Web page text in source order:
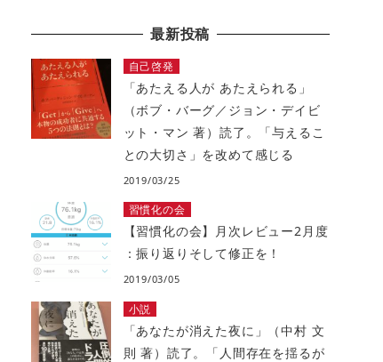
最新投稿
自己啓発
「あたえる人が あたえられる」
（ボブ・バーグ／ジョン・デイビ
ット・マン 著）読了。「与えるこ
との大切さ」を改めて感じる
2019/03/25
習慣化の会
【習慣化の会】月次レビュー2月度
：振り返りそして修正を！
2019/03/05
小説
「あなたが消えた夜に」（中村 文
則 著）読了。「人間存在を揺るが